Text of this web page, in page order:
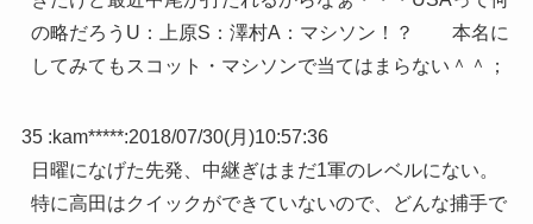
の略だろうU：上原S：澤村A：マシソン！？ 本名に
してみてもスコット・マシソンで当てはまらない＾＾；
35 :kam*****:2018/07/30(月)10:57:36
日曜になげた先発、中継ぎはまだ1軍のレベルにない。
特に高田はクイックができていないので、どんな捕手で